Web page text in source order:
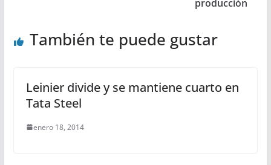
producción
También te puede gustar
Leinier divide y se mantiene cuarto en
Tata Steel
enero 18, 2014